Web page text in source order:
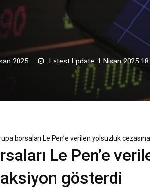
2025 Latest Update: 1 Nisan 2025
borsaları Le Pen’e verilen yolsuzluk
Le Pen’e
gösterdi